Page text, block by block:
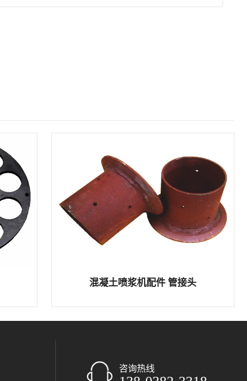
混凝土喷浆机配件 管接头
咨询热线